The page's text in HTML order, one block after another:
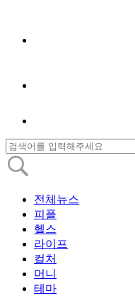
전체뉴스
피플
헬스
라이프
컬처
머니
테마